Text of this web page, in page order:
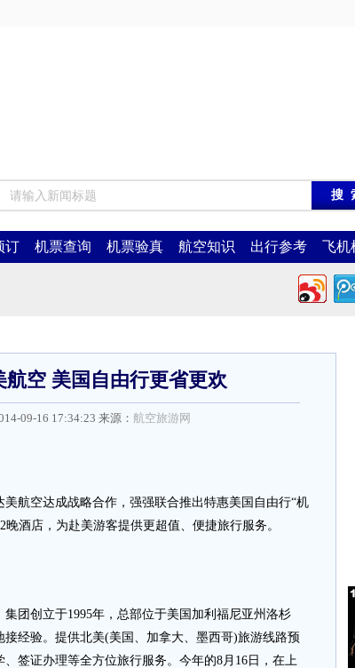
订 机票查询 机票验真 航空知识 出行参考 飞机
空 美国自由行更省更欢
09-16 17:34:23 来源： 航空旅游网
空达成战略合作，强强联合推出特惠美国自由行“机
酒店，为赴美游客提供更超值、便捷旅行服务。
创立于1995年，总部位于美国加利福尼亚州洛杉
经验。提供北美(美国、加拿大、墨西哥)旅游线路预
签证办理等全方位旅行服务。今年的8月16日，在上